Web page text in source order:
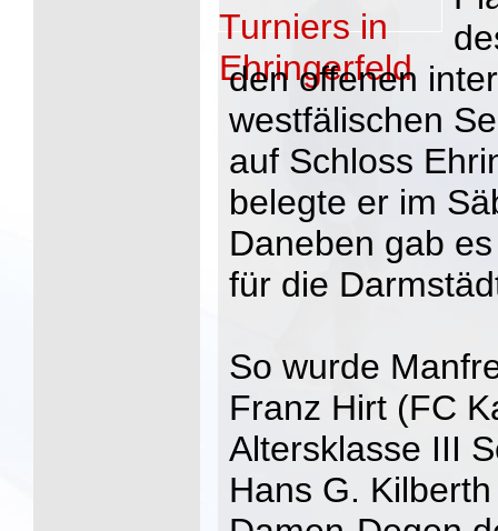
den offenen
westfälischen
auf Schloss
belegte er im
Daneben gab
für die
So wurde
Franz Hirt (FC
Altersklasse III
Hans G.